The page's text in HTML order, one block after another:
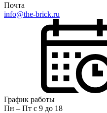
Почта
info@the-brick.ru
График работы
Пн – Пт с 9 до 18